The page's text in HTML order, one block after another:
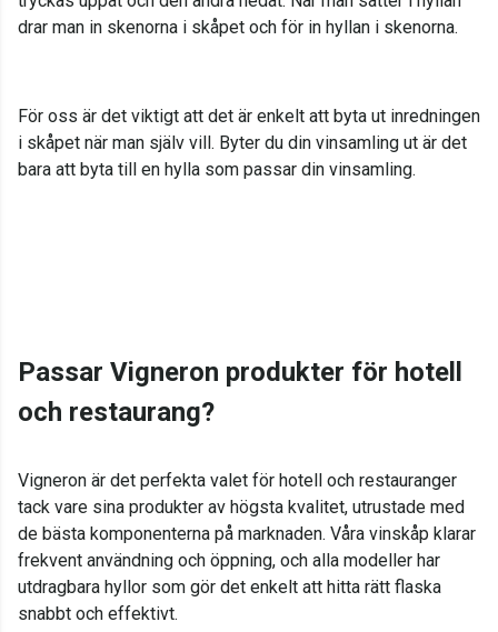
drar man in skenorna i skåpet och för in hyllan i skenorna.
För oss är det viktigt att det är enkelt att byta ut inredningen
i skåpet när man själv vill. Byter du din vinsamling ut är det
bara att byta till en hylla som passar din vinsamling.
Passar Vigneron produkter för hotell
och restaurang?
Vigneron är det perfekta valet för hotell och restauranger
tack vare sina produkter av högsta kvalitet, utrustade med
de bästa komponenterna på marknaden. Våra vinskåp klarar
frekvent användning och öppning, och alla modeller har
utdragbara hyllor som gör det enkelt att hitta rätt flaska
snabbt och effektivt.